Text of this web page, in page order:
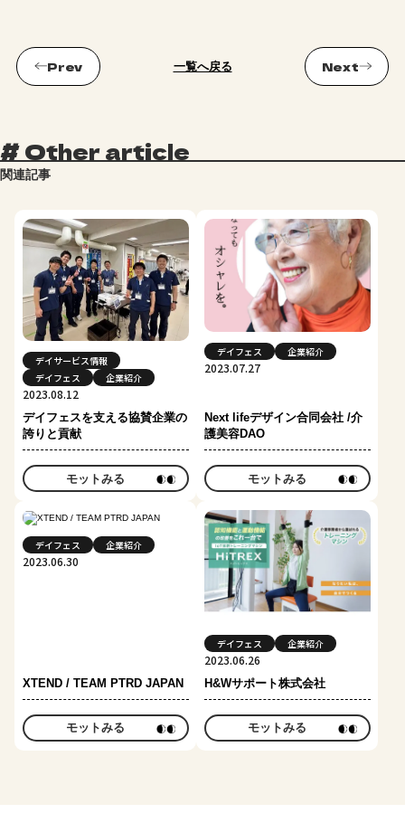
一覧へ戻る
#Other article
関連記事
デイサービス情報
デイフェス
企業紹介
2023.08.12
デイフェスを支える協賛企業の
誇りと貢献
モットみる
デイフェス 企業紹介
2023.07.27
Next lifeデザイン合同会社 /介
護美容DAO
モットみる
デイフェス 企業紹介
2023.06.30
XTEND / TEAM PTRD JAPAN
モットみる
デイフェス 企業紹介
2023.06.26
H&Wサポート株式会社
モットみる